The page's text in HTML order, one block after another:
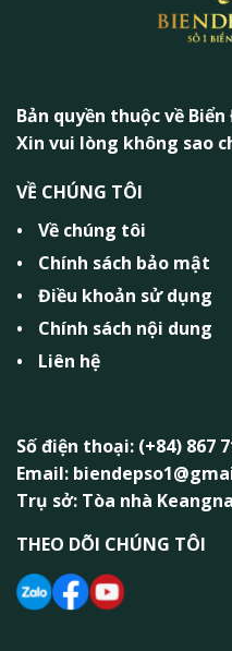
Bản quyền thuộc về Biển
Xin vui lòng không sao
VỀ CHÚNG TÔI
Về chúng tôi
Chính sách bảo mật
Điều khoản sử dụng
Chính sách nội dung
Liên hệ
Số điện thoại: (+84) 867
Email:
Trụ sở: Tòa nhà
THEO DÕI CHÚNG TÔI